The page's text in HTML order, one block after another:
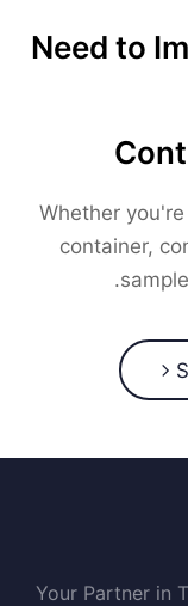
Need to
Whether
container,
Your Partner in